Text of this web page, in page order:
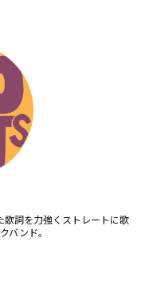
詞を力強くストレートに歌
バンド。